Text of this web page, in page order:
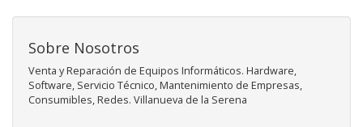
Sobre Nosotros
Venta y Reparación de Equipos Informáticos. Hardware,
Software, Servicio Técnico, Mantenimiento de Empresas,
Consumibles, Redes. Villanueva de la Serena